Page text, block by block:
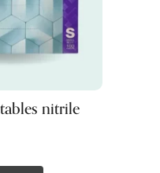
nitrile